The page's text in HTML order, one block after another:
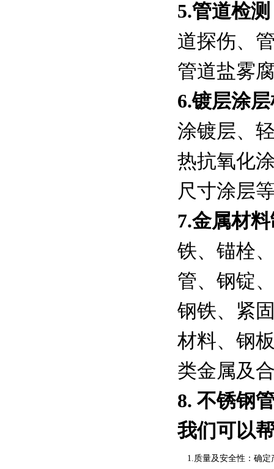
5.管道检
道探伤、
管道盐雾
6.镀层涂
涂镀层、
热抗氧化
尺寸涂层
7.金属材
铁、锚栓
管、钢锭
钢铁、紧
材料、钢
类金属及
8. 不锈钢
我们可以
1.质量及安全性：确定